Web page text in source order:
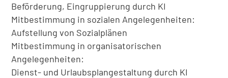
Beförderung, Eingruppierung durch KI
Mitbestimmung in sozialen Angelegenheiten:
Aufstellung von Sozialplänen
Mitbestimmung in organisatorischen
Angelegenheiten:
Dienst- und Urlaubsplangestaltung durch KI